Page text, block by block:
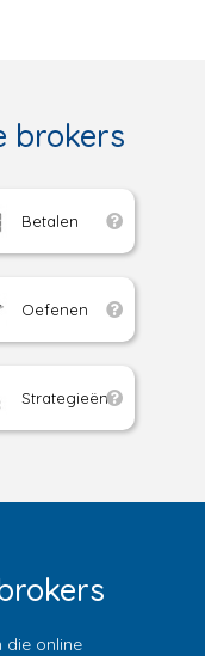
brokers
Betalen
Oefenen
Strategieën
die online